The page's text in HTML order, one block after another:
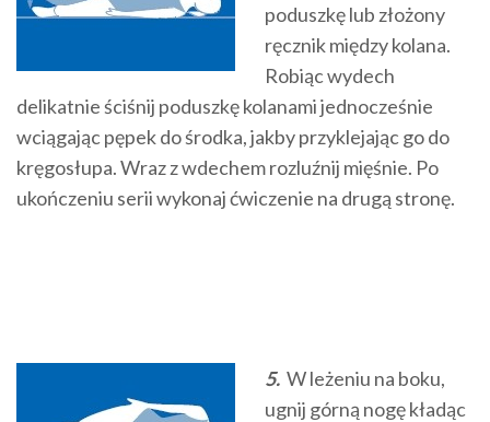
poduszkę lub złożony
ręcznik między kolana.
Robiąc wydech
delikatnie ściśnij poduszkę kolanami jednocześnie
wciągając pępek do środka, jakby przyklejając go do
kręgosłupa. Wraz z wdechem rozluźnij mięśnie. Po
ukończeniu serii wykonaj ćwiczenie na drugą stronę.
5. W leżeniu na boku,
ugnij górną nogę kładąc